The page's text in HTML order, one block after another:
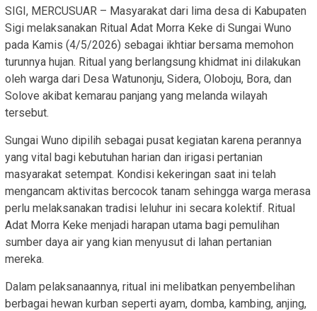
SIGI, MERCUSUAR – Masyarakat dari lima desa di Kabupaten
Sigi melaksanakan Ritual Adat Morra Keke di Sungai Wuno
pada Kamis (4/5/2026) sebagai ikhtiar bersama memohon
turunnya hujan. Ritual yang berlangsung khidmat ini dilakukan
oleh warga dari Desa Watunonju, Sidera, Oloboju, Bora, dan
Solove akibat kemarau panjang yang melanda wilayah
tersebut.
Sungai Wuno dipilih sebagai pusat kegiatan karena perannya
yang vital bagi kebutuhan harian dan irigasi pertanian
masyarakat setempat. Kondisi kekeringan saat ini telah
mengancam aktivitas bercocok tanam sehingga warga merasa
perlu melaksanakan tradisi leluhur ini secara kolektif. Ritual
Adat Morra Keke menjadi harapan utama bagi pemulihan
sumber daya air yang kian menyusut di lahan pertanian
mereka.
Dalam pelaksanaannya, ritual ini melibatkan penyembelihan
berbagai hewan kurban seperti ayam, domba, kambing, anjing,